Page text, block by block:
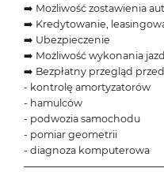
➡️ Możliwość zostawienia
➡️ Kredytowanie,
➡️ Ubezpieczenie
➡️ Możliwość wykonania
➡️ Bezpłatny przegląd
- kontrolę amortyzatorów
- hamulców
- podwozia samochodu
- pomiar geometrii
- diagnoza komputerowa